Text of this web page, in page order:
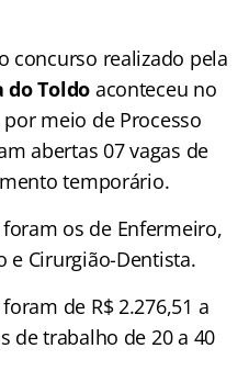
concurso realizado pela
do Toldo aconteceu no
meio de Processo
abertas 07 vagas de
temporário.
os de Enfermeiro,
e Cirurgião-Dentista.
de R$ 2.276,51 a
de trabalho de 20 a 40